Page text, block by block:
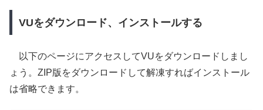
VUをダウンロード、インストールする
以下のページにアクセスしてVUをダウンロードしまし
ょう。ZIP版をダウンロードして解凍すればインストール
は省略できます。